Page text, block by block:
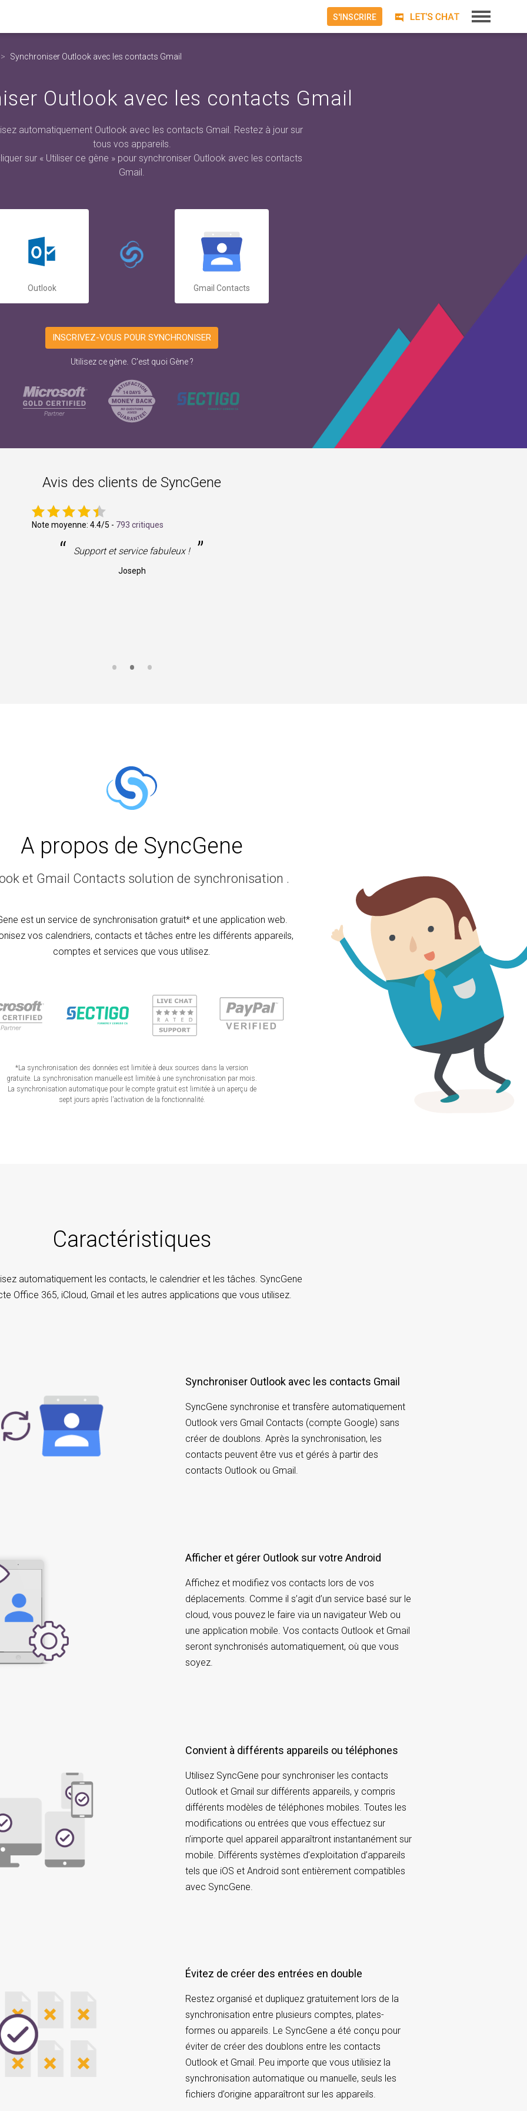
Synchroniser Outlook avec les contacts Gmail
Outlook avec les contacts Gmail
automatiquement Outlook avec les contacts Gmail. Restez à jour sur
tous vos appareils.
sur « Utiliser ce gène » pour synchroniser Outlook avec les contacts
Gmail.
Outlook Gmail Contacts
INSCRIVEZ-VOUS POUR SYNCHRONISER
Utilisez ce gène. C'est quoi Gène ?
Avis des clients de SyncGene
Note moyenne: 4.4/5 - 793 critiques
“ Support et service fabuleux ! ”
Joseph
A propos de SyncGene
et Gmail Contacts solution de synchronisation .
est un service de synchronisation gratuit* et une application web.
vos calendriers, contacts et tâches entre les différents appareils,
comptes et services que vous utilisez.
*La synchronisation des données est limitée à deux sources dans la version
gratuite. La synchronisation manuelle est limitée à une synchronisation par mois.
La synchronisation automatique pour le compte gratuit est limitée à un aperçu de
sept jours après l'activation de la fonctionnalité.
Caractéristiques
automatiquement les contacts, le calendrier et les tâches. SyncGene
Office 365, iCloud, Gmail et les autres applications que vous utilisez.
Synchroniser Outlook avec les contacts Gmail
SyncGene synchronise et transfère automatiquement
Outlook vers Gmail Contacts (compte Google) sans
créer de doublons. Après la synchronisation, les
contacts peuvent être vus et gérés à partir des
contacts Outlook ou Gmail.
Afficher et gérer Outlook sur votre Android
Affichez et modifiez vos contacts lors de vos
déplacements. Comme il s’agit d’un service basé sur le
cloud, vous pouvez le faire via un navigateur Web ou
une application mobile. Vos contacts Outlook et Gmail
seront synchronisés automatiquement, où que vous
soyez.
Convient à différents appareils ou téléphones
Utilisez SyncGene pour synchroniser les contacts
Outlook et Gmail sur différents appareils, y compris
différents modèles de téléphones mobiles. Toutes les
modifications ou entrées que vous effectuez sur
n’importe quel appareil apparaîtront instantanément sur
mobile. Différents systèmes d’exploitation d’appareils
tels que iOS et Android sont entièrement compatibles
avec SyncGene.
Évitez de créer des entrées en double
Restez organisé et dupliquez gratuitement lors de la
synchronisation entre plusieurs comptes, plates-
formes ou appareils. Le SyncGene a été conçu pour
éviter de créer des doublons entre les contacts
Outlook et Gmail. Peu importe que vous utilisiez la
synchronisation automatique ou manuelle, seuls les
fichiers d’origine apparaîtront sur les appareils.
S'INSCRIRE